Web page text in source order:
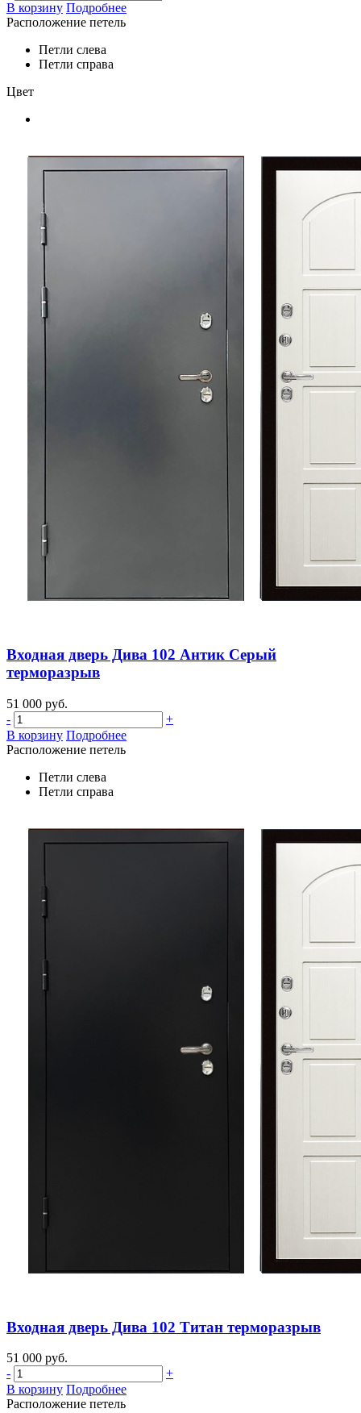
В корзину Подробнее
Расположение петель
Петли слева
Петли справа
Цвет
Входная дверь Дива 102 Антик Серый
терморазрыв
51 000 руб.
-
+
В корзину Подробнее
Расположение петель
Петли слева
Петли справа
Входная дверь Дива 102 Титан терморазрыв
51 000 руб.
-
+
В корзину Подробнее
Расположение петель